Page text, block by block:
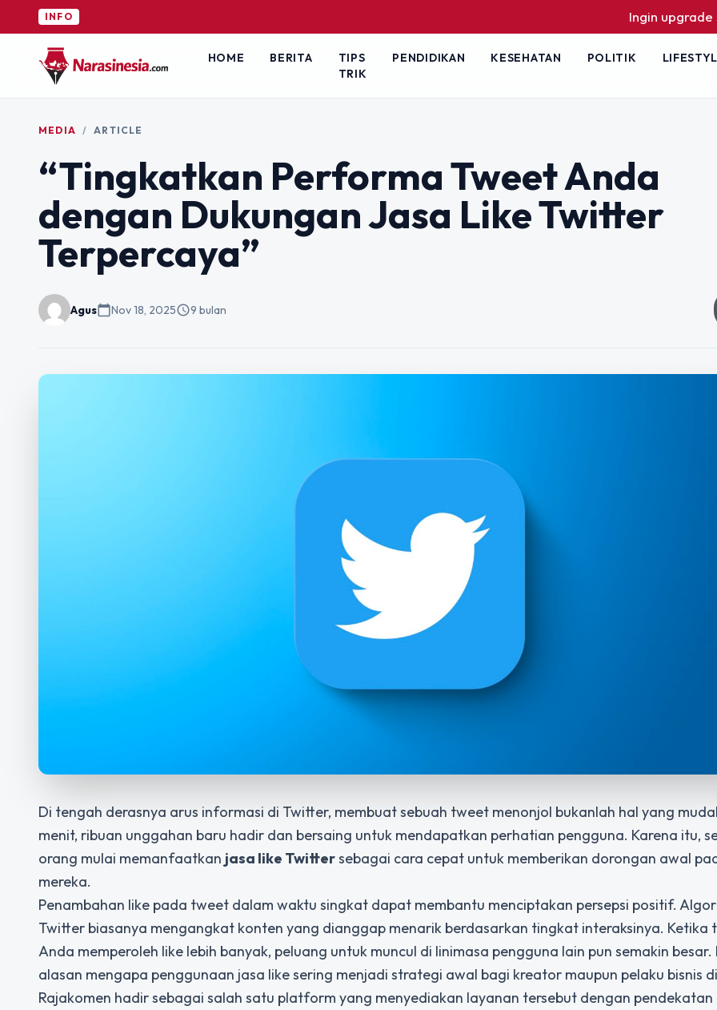
INFO Ingin upgrade skill
HOME BERITA
TIPS
TRIK
PENDIDIKAN KESEHATAN POLITIK
MEDIA / ARTICLE
“Tingkatkan Performa Tweet Anda
dengan Dukungan Jasa Like Twitter
Terpercaya”
Aguscalendar_todayNov 18, 2025schedule9 bulan
Di tengah derasnya arus informasi di Twitter, membuat sebuah tweet menonjol bukanlah hal yang
menit, ribuan unggahan baru hadir dan bersaing untuk mendapatkan perhatian pengguna. Karena itu,
orang mulai memanfaatkan jasa like Twittersebagai cara cepat untuk memberikan dorongan awal
mereka.
Penambahan like pada tweet dalam waktu singkat dapat membantu menciptakan persepsi positif.
Twitter biasanya mengangkat konten yang dianggap menarik berdasarkan tingkat interaksinya. Ketika
Anda memperoleh like lebih banyak, peluang untuk muncul di linimasa pengguna lain pun semakin besar.
alasan mengapa penggunaan jasa like sering menjadi strategi awal bagi kreator maupun pelaku bisnis
Rajakomen hadir sebagai salah satu platform yang menyediakan layanan tersebut dengan pendekatan